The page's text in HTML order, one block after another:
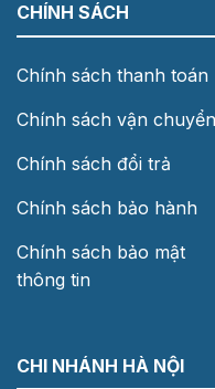
CHÍNH SÁCH
Chính sách thanh toán
Chính sách vận chuyển
Chính sách đổi trả
Chính sách bảo hành
Chính sách bảo mật
thông tin
CHI NHÁNH HÀ NỘI